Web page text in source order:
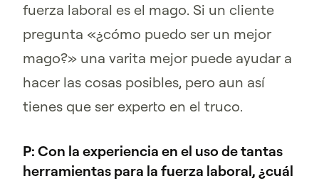
fuerza laboral es el mago. Si un cliente
pregunta «¿cómo puedo ser un mejor
mago?» una varita mejor puede ayudar a
hacer las cosas posibles, pero aun así
tienes que ser experto en el truco.
P: Con la experiencia en el uso de tantas
herramientas para la fuerza laboral, ¿cuál